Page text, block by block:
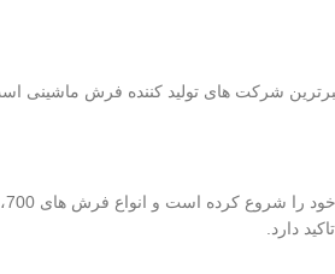
شرکت های تولید کننده فرش ماشینی
دارد.